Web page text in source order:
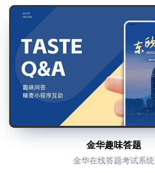
金华趣味答题
金华在线答题考试系统